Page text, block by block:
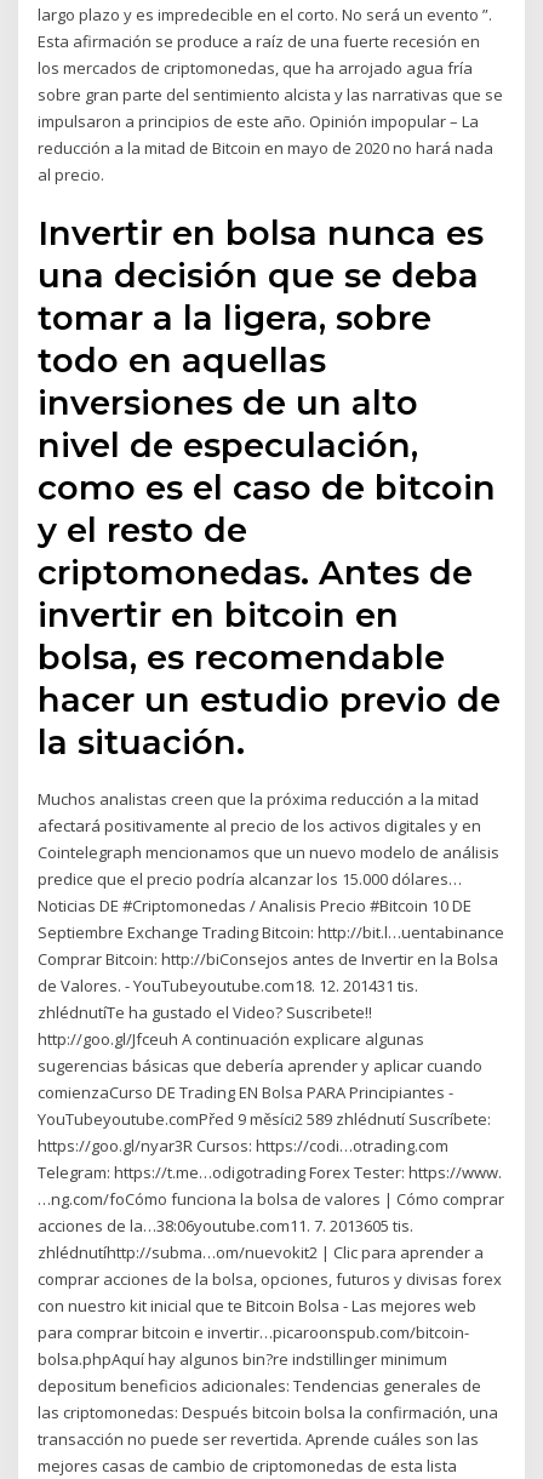
largo plazo y es impredecible en el corto. No será un evento ”.
Esta afirmación se produce a raíz de una fuerte recesión en
los mercados de criptomonedas, que ha arrojado agua fría
sobre gran parte del sentimiento alcista y las narrativas que se
impulsaron a principios de este año. Opinión impopular – La
reducción a la mitad de Bitcoin en mayo de 2020 no hará nada
al precio.
Invertir en bolsa nunca es
una decisión que se deba
tomar a la ligera, sobre
todo en aquellas
inversiones de un alto
nivel de especulación,
como es el caso de bitcoin
y el resto de
criptomonedas. Antes de
invertir en bitcoin en
bolsa, es recomendable
hacer un estudio previo de
la situación.
Muchos analistas creen que la próxima reducción a la mitad
afectará positivamente al precio de los activos digitales y en
Cointelegraph mencionamos que un nuevo modelo de análisis
predice que el precio podría alcanzar los 15.000 dólares…
Noticias DE #Criptomonedas / Analisis Precio #Bitcoin 10 DE
Septiembre Exchange Trading Bitcoin: http://bit.l…uentabinance
Comprar Bitcoin: http://biConsejos antes de Invertir en la Bolsa
de Valores. - YouTubeyoutube.com18. 12. 201431 tis.
zhlédnutíTe ha gustado el Video? Suscribete!!
http://goo.gl/Jfceuh A continuación explicare algunas
sugerencias básicas que debería aprender y aplicar cuando
comienzaCurso DE Trading EN Bolsa PARA Principiantes -
YouTubeyoutube.comPřed 9 měsíci2 589 zhlédnutí Suscríbete:
https://goo.gl/nyar3R Cursos: https://codi…otrading.com
Telegram: https://t.me…odigotrading Forex Tester: https://www.
…ng.com/foCómo funciona la bolsa de valores | Cómo comprar
acciones de la…38:06youtube.com11. 7. 2013605 tis.
zhlédnutíhttp://subma…om/nuevokit2 | Clic para aprender a
comprar acciones de la bolsa, opciones, futuros y divisas forex
con nuestro kit inicial que te Bitcoin Bolsa - Las mejores web
para comprar bitcoin e invertir…picaroonspub.com/bitcoin-
bolsa.phpAquí hay algunos bin?re indstillinger minimum
depositum beneficios adicionales: Tendencias generales de
las criptomonedas: Después bitcoin bolsa la confirmación, una
transacción no puede ser revertida. Aprende cuáles son las
mejores casas de cambio de criptomonedas de esta lista